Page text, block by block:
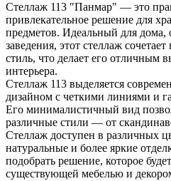
Стеллаж 113 "Панмар" — это
привлекательное решение для
предметов. Идеальный для дома,
заведения, этот стеллаж
стиль, что делает его отличным
интерьера.
Стеллаж 113 выделяется
дизайном с четкими линиями и
Его минималистичный вид
различные стили — от
Стеллаж доступен в различных
натуральные и более яркие
подобрать решение, которое
существующей мебелью и